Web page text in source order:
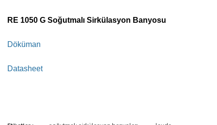
RE 1050 G Soğutmalı Sirkülasyon Banyosu
Döküman
Datasheet